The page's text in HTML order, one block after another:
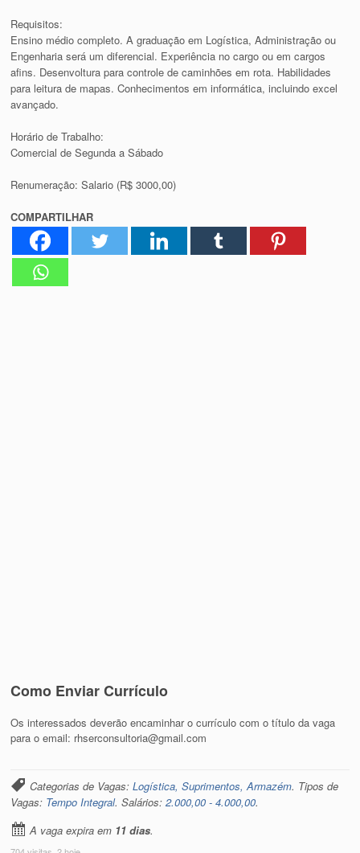
Requisitos:
Ensino médio completo. A graduação em Logística, Administração ou
Engenharia será um diferencial. Experiência no cargo ou em cargos
afins. Desenvoltura para controle de caminhões em rota. Habilidades
para leitura de mapas. Conhecimentos em informática, incluindo excel
avançado.
Horário de Trabalho:
Comercial de Segunda a Sábado
Renumeração: Salario (R$ 3000,00)
COMPARTILHAR
Como Enviar Currículo
Os interessados deverão encaminhar o currículo com o título da vaga
para o email: rhserconsultoria@gmail.com
Categorias de Vagas:Logística, Suprimentos, Armazém. Tipos de
Vagas: Tempo Integral. Salários:2.000,00 - 4.000,00.
A vaga expira em 11 dias.